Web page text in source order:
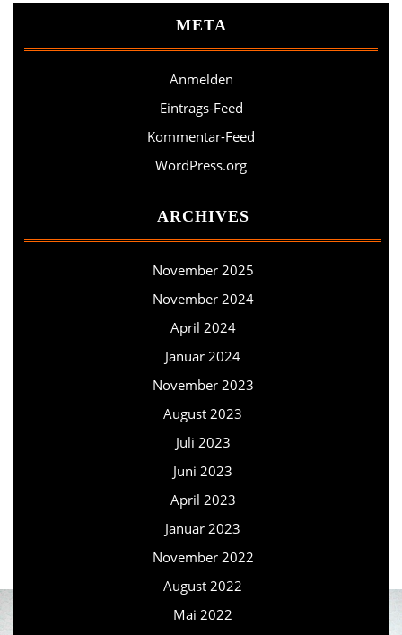
META
Anmelden
Eintrags-Feed
Kommentar-Feed
WordPress.org
ARCHIVES
November 2025
November 2024
April 2024
Januar 2024
November 2023
August 2023
Juli 2023
Juni 2023
April 2023
Januar 2023
November 2022
August 2022
Mai 2022